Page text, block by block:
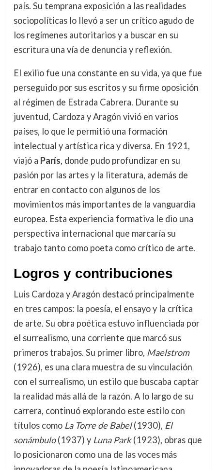
país. Su temprana exposición a las realidades
sociopolíticas lo llevó a ser un crítico agudo de
los regímenes autoritarios y a buscar en su
escritura una vía de denuncia y reflexión.
El exilio fue una constante en su vida, ya que fue
perseguido por sus escritos y su firme oposición
al régimen de Estrada Cabrera. Durante su
juventud, Cardoza y Aragón vivió en varios
países, lo que le permitió una formación
intelectual y artística rica y diversa. En 1921,
viajó a París, donde pudo profundizar en su
pasión por las artes y la literatura, además de
entrar en contacto con algunos de los
movimientos más importantes de la vanguardia
europea. Esta experiencia formativa le dio una
perspectiva internacional que marcaría su
trabajo tanto como poeta como crítico de arte.
Logros y contribuciones
Luis Cardoza y Aragón destacó principalmente
en tres campos: la poesía, el ensayo y la crítica
de arte. Su obra poética estuvo influenciada por
el surrealismo, una corriente que marcó sus
primeros trabajos. Su primer libro, Maelstrom
(1926), es una clara muestra de su vinculación
con el surrealismo, un estilo que buscaba captar
la realidad más allá de la razón. A lo largo de su
carrera, continuó explorando este estilo con
títulos como La Torre de Babel(1930), El
sonámbulo(1937) y Luna Park(1923), obras que
lo posicionaron como una de las voces más